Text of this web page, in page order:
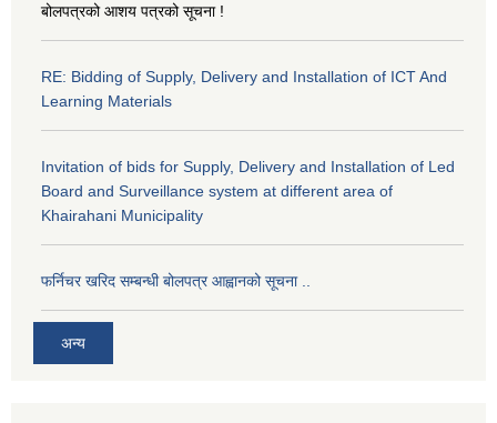
बोलपत्रको आशय पत्रको सूचना !
RE: Bidding of Supply, Delivery and Installation of ICT And
Learning Materials
Invitation of bids for Supply, Delivery and Installation of Led
Board and Surveillance system at different area of
Khairahani Municipality
फर्निचर खरिद सम्बन्धी बोलपत्र आह्वानको सूचना ..
अन्य